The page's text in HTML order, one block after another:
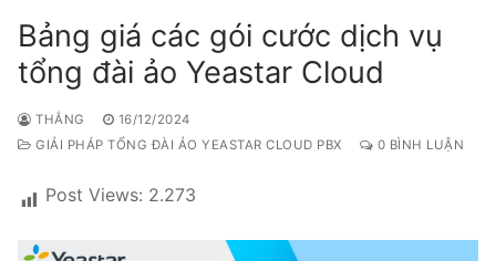
SẢN PHẨM
VOIP PBX FOR SME
Tổng đài VoIP Yeastar S412
Bảng giá các gói cước dịch vụ
tổng đài ảo Yeastar Cloud
THẮNG
16/12/2024
GIẢI PHÁP TỔNG ĐÀI ẢO YEASTAR CLOUD PBX
0 BÌNH LUẬN
Post Views: 2.273